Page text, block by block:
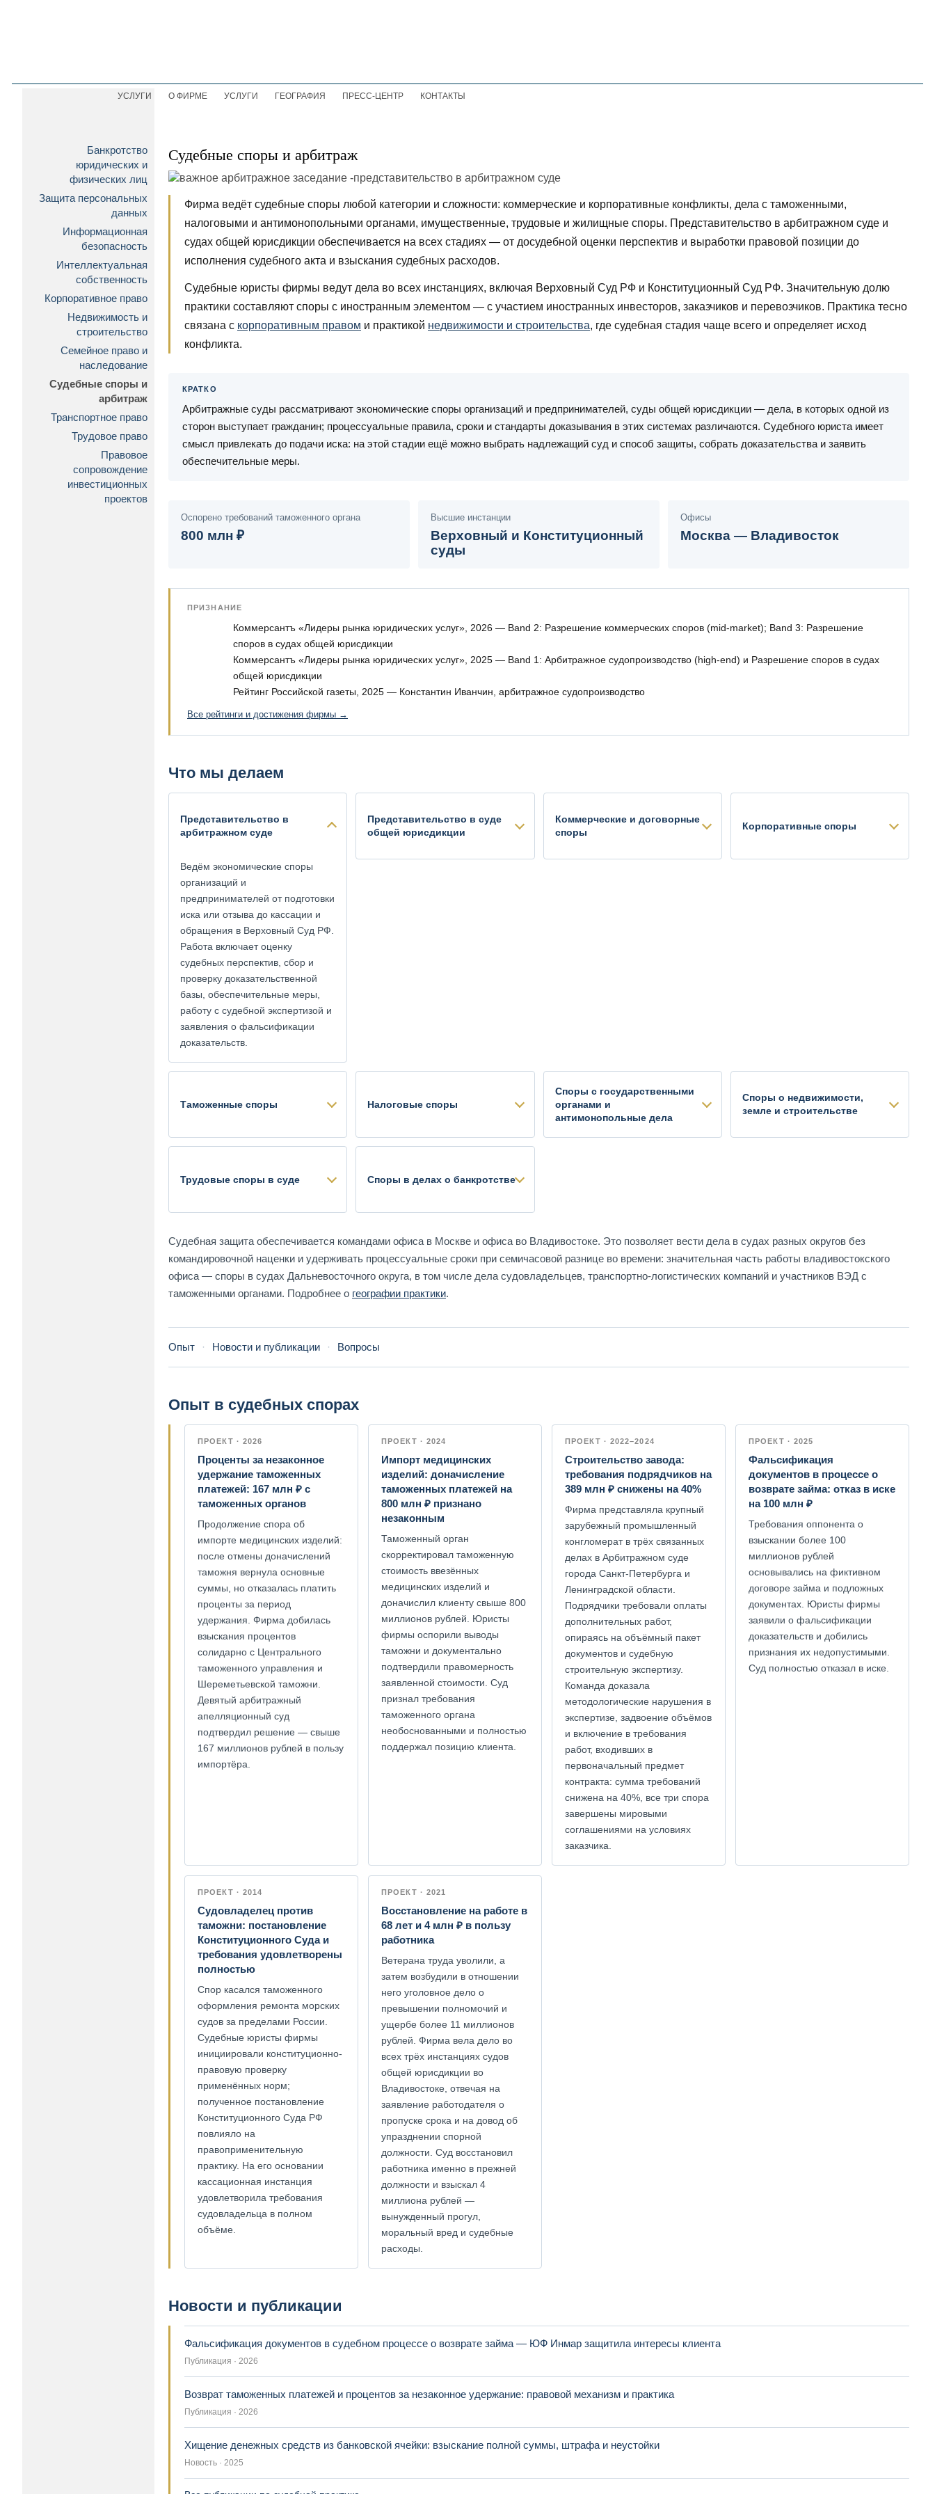
О ФИРМЕ УСЛУГИ ГЕОГРАФИЯ ПРЕСС-ЦЕНТР КОНТАКТЫ
Судебные споры и арбитраж
Фирма ведёт судебные споры любой категории и сложности: коммерческие и корпоративные конфликты, дела с таможенными,
налоговыми и антимонопольными органами, имущественные, трудовые и жилищные споры. Представительство в арбитражном суде и
судах общей юрисдикции обеспечивается на всех стадиях — от досудебной оценки перспектив и выработки правовой позиции до
исполнения судебного акта и взыскания судебных расходов.
Судебные юристы фирмы ведут дела во всех инстанциях, включая Верховный Суд РФ и Конституционный Суд РФ. Значительную долю
практики составляют споры с иностранным элементом — с участием иностранных инвесторов, заказчиков и перевозчиков. Практика тесно
связана с корпоративным правом и практикой недвижимости и строительства, где судебная стадия чаще всего и определяет исход
конфликта.
КРАТКО
Арбитражные суды рассматривают экономические споры организаций и предпринимателей, суды общей юрисдикции — дела, в которых одной из
сторон выступает гражданин; процессуальные правила, сроки и стандарты доказывания в этих системах различаются. Судебного юриста имеет
смысл привлекать до подачи иска: на этой стадии ещё можно выбрать надлежащий суд и способ защиты, собрать доказательства и заявить
обеспечительные меры.
Оспорено требований таможенного органа
800 млн ₽
Высшие инстанции
Верховный и Конституционный
суды
Офисы
Москва — Владивосток
ПРИЗНАНИЕ
Коммерсантъ «Лидеры рынка юридических услуг», 2026 — Band 2: Разрешение коммерческих споров (mid-market); Band 3: Разрешение
споров в судах общей юрисдикции
Коммерсантъ «Лидеры рынка юридических услуг», 2025 — Band 1: Арбитражное судопроизводство (high-end) и Разрешение споров в судах
общей юрисдикции
Рейтинг Российской газеты, 2025 — Константин Иванчин, арбитражное судопроизводство
Все рейтинги и достижения фирмы →
Что мы делаем
Представительство в
арбитражном суде
Ведём экономические споры
организаций и
предпринимателей от подготовки
иска или отзыва до кассации и
обращения в Верховный Суд РФ.
Работа включает оценку
судебных перспектив, сбор и
проверку доказательственной
базы, обеспечительные меры,
работу с судебной экспертизой и
заявления о фальсификации
доказательств.
Представительство в суде
общей юрисдикции
Коммерческие и договорные
споры
Корпоративные споры
Таможенные споры Налоговые споры
Споры с государственными
органами и
антимонопольные дела
Споры о недвижимости,
земле и строительстве
Трудовые споры в суде Споры в делах о банкротстве
Судебная защита обеспечивается командами офиса в Москве и офиса во Владивостоке. Это позволяет вести дела в судах разных округов без
командировочной наценки и удерживать процессуальные сроки при семичасовой разнице во времени: значительная часть работы владивостокского
офиса — споры в судах Дальневосточного округа, в том числе дела судовладельцев, транспортно-логистических компаний и участников ВЭД с
таможенными органами. Подробнее о географии практики.
Опыт · Новости и публикации · Вопросы
Опыт в судебных спорах
ПРОЕКТ · 2026
Проценты за незаконное
удержание таможенных
платежей: 167 млн ₽ с
таможенных органов
Продолжение спора об
импорте медицинских изделий:
после отмены доначислений
таможня вернула основные
суммы, но отказалась платить
проценты за период
удержания. Фирма добилась
взыскания процентов
солидарно с Центрального
таможенного управления и
Шереметьевской таможни.
Девятый арбитражный
апелляционный суд
подтвердил решение — свыше
167 миллионов рублей в пользу
импортёра.
ПРОЕКТ · 2024
Импорт медицинских
изделий: доначисление
таможенных платежей на
800 млн ₽ признано
незаконным
Таможенный орган
скорректировал таможенную
стоимость ввезённых
медицинских изделий и
доначислил клиенту свыше 800
миллионов рублей. Юристы
фирмы оспорили выводы
таможни и документально
подтвердили правомерность
заявленной стоимости. Суд
признал требования
таможенного органа
необоснованными и полностью
поддержал позицию клиента.
ПРОЕКТ · 2022–2024
Строительство завода:
требования подрядчиков на
389 млн ₽ снижены на 40%
Фирма представляла крупный
зарубежный промышленный
конгломерат в трёх связанных
делах в Арбитражном суде
города Санкт-Петербурга и
Ленинградской области.
Подрядчики требовали оплаты
дополнительных работ,
опираясь на объёмный пакет
документов и судебную
строительную экспертизу.
Команда доказала
методологические нарушения в
экспертизе, задвоение объёмов
и включение в требования
работ, входивших в
первоначальный предмет
контракта: сумма требований
снижена на 40%, все три спора
завершены мировыми
соглашениями на условиях
заказчика.
ПРОЕКТ · 2025
Фальсификация
документов в процессе о
возврате займа: отказ в иске
на 100 млн ₽
Требования оппонента о
взыскании более 100
миллионов рублей
основывались на фиктивном
договоре займа и подложных
документах. Юристы фирмы
заявили о фальсификации
доказательств и добились
признания их недопустимыми.
Суд полностью отказал в иске.
ПРОЕКТ · 2014
Судовладелец против
таможни: постановление
Конституционного Суда и
требования удовлетворены
полностью
Спор касался таможенного
оформления ремонта морских
судов за пределами России.
Судебные юристы фирмы
инициировали конституционно-
правовую проверку
применённых норм;
полученное постановление
Конституционного Суда РФ
повлияло на
правоприменительную
практику. На его основании
кассационная инстанция
удовлетворила требования
судовладельца в полном
объёме.
ПРОЕКТ · 2021
Восстановление на работе в
68 лет и 4 млн ₽ в пользу
работника
Ветерана труда уволили, а
затем возбудили в отношении
него уголовное дело о
превышении полномочий и
ущербе более 11 миллионов
рублей. Фирма вела дело во
всех трёх инстанциях судов
общей юрисдикции во
Владивостоке, отвечая на
заявление работодателя о
пропуске срока и на довод об
упразднении спорной
должности. Суд восстановил
работника именно в прежней
должности и взыскал 4
миллиона рублей —
вынужденный прогул,
моральный вред и судебные
расходы.
Новости и публикации
Фальсификация документов в судебном процессе о возврате займа — ЮФ Инмар защитила интересы клиента
Публикация · 2026
Возврат таможенных платежей и процентов за незаконное удержание: правовой механизм и практика
Публикация · 2026
Хищение денежных средств из банковской ячейки: взыскание полной суммы, штрафа и неустойки
Новость · 2025
УСЛУГИ
Банкротство
юридических и
физических лиц
Защита персональных
данных
Информационная
безопасность
Интеллектуальная
собственность
Корпоративное право
Недвижимость и
строительство
Семейное право и
наследование
Судебные споры и
арбитраж
Транспортное право
Трудовое право
Правовое
сопровождение
инвестиционных
проектов